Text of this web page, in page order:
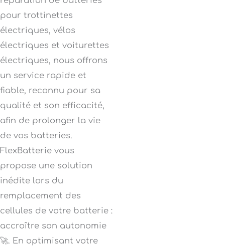
pour trottinettes
électriques, vélos
électriques et voiturettes
électriques, nous offrons
un service rapide et
fiable, reconnu pour sa
qualité et son efficacité,
afin de prolonger la vie
de vos batteries.
FlexBatterie vous
propose une solution
inédite lors du
remplacement des
cellules de votre batterie :
accroître son autonomie
🚀. En optimisant votre